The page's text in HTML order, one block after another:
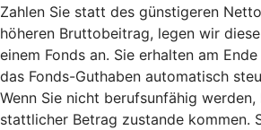
Zahlen Sie statt des günstigeren
höheren Bruttobeitrag, legen wir
einem Fonds an. Sie erhalten am
das Fonds-Guthaben automatisch
Wenn Sie nicht berufsunfähig werden,
stattlicher Betrag zustande kommen.